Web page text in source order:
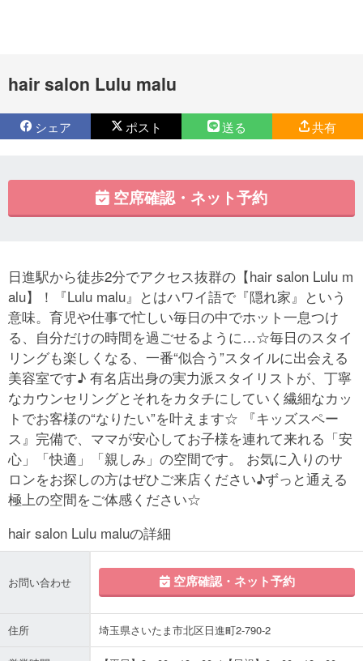
hair salon Lulu malu
シェア ポスト 送る 共有
空席確認・ネット予約
日進駅から徒歩2分でアクセス抜群の【hair salon Lulu m
alu】！『Lulu malu』とはハワイ語で『隠れ家』という
意味。育児や仕事で忙しい毎日の中でホット一息つけ
る、自分だけの時間を過ごせるように…☆毎日のスタイ
リングも楽しくなる、一番“似合う”スタイルに出会える
美容室です♪ 有名店出身の実力派スタイリストが、丁寧
なカウンセリングとそれをカタチにしていく繊細なカッ
トでお客様の“なりたい”を叶えます☆ 『キッズスペー
ス』完備で、ママが安心してお子様を連れて来れる「安
心」「快適」「親しみ」の空間です。 お気に入りのサ
ロンをお探しの方はぜひご来店ください♪ずっと通える
極上の空間をご体感ください☆
hair salon Lulu maluの詳細
お問い合わせ 空席確認・ネット予約
住所 埼玉県さいたま市北区日進町2-790-2